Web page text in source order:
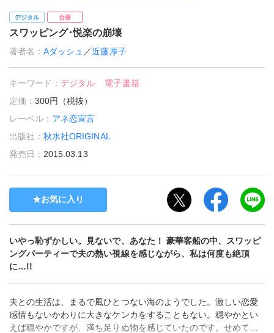
デジタル 合冊
スワッピング･悦楽の崩壊
著者名：Aダッシュ ／近藤厚子
キーワード：デジタル
電子書籍
定価：300円（税抜）
レーベル： アネ恋宣言
出版社：秋水社ORIGINAL
発売日： 2015.03.13
お気に入り
いやっ恥ずかしい。見ないで、あなた！ 豪華客船の中、スワッピ
ングパーティーで夫の熱い視線を感じながら、私は何度も絶頂
に…!!
夫との生活は、まるで風ひとつない海のようでした。激しい恋愛
感情もないかわりに大きなケンカをすることもない。穏やかとい
えば穏やかですが、満ち足りぬ物を感じていたのです。せめて子